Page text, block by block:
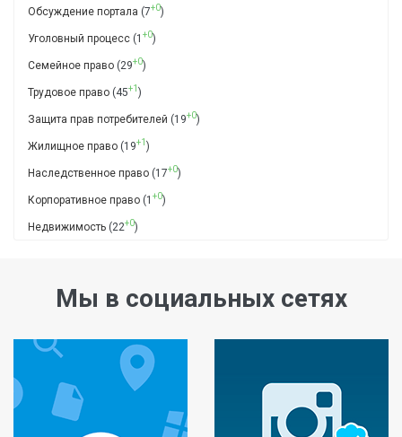
Обсуждение портала (7+0)
Уголовный процесс (1 +0)
Семейное право (29+0)
Трудовое право (45+1 )
Защита прав потребителей (19+0)
Жилищное право (19+1 )
Наследственное право (17+0)
Корпоративное право (1 +0)
Недвижимость (22+0)
Мы в социальных сетях